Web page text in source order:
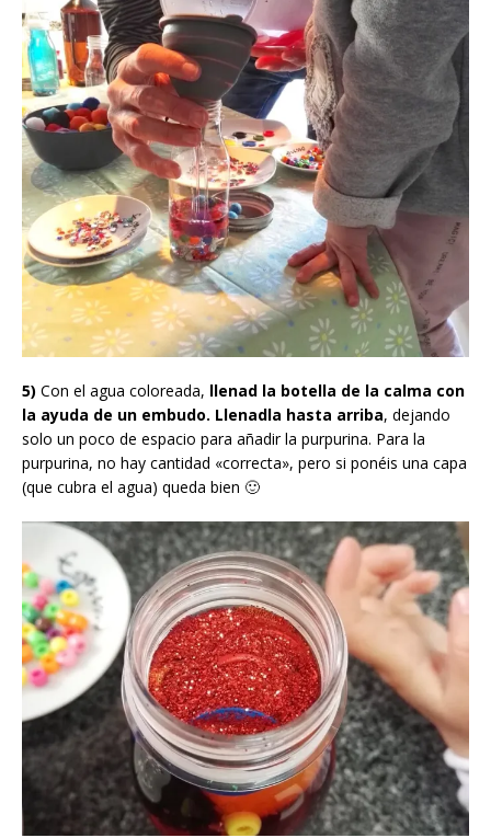
5) Con el agua coloreada, llenad la botella de la calma con
la ayuda de un embudo. Llenadla hasta arriba, dejando
solo un poco de espacio para añadir la purpurina. Para la
purpurina, no hay cantidad «correcta», pero si ponéis una capa
(que cubra el agua) queda bien 🙂